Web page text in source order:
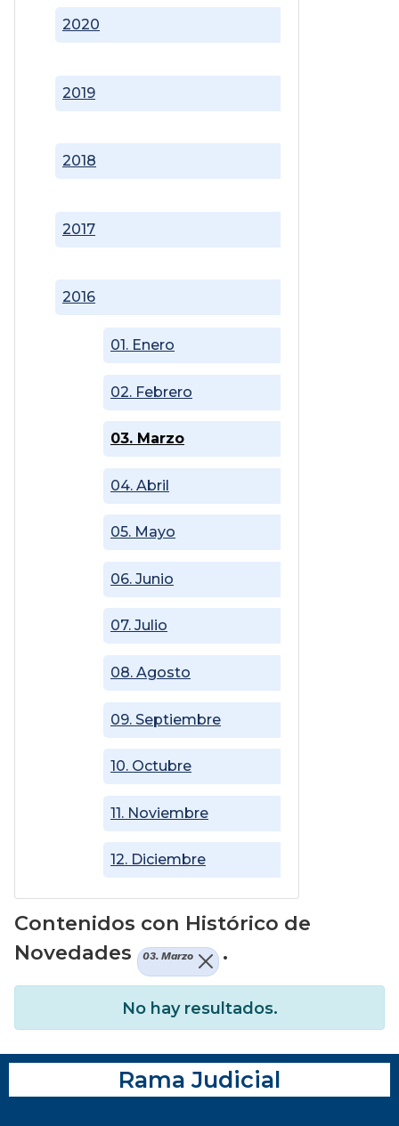
2016
01. Enero
02. Febrero
03. Marzo
04. Abril
05. Mayo
06. Junio
07. Julio
08. Agosto
09. Septiembre
10. Octubre
11. Noviembre
12. Diciembre
2017
2018
2019
2020
Contenidos con Histórico de
Novedades
03. Marzo .
No hay resultados.
Rama Judicial